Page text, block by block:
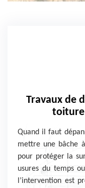
Travaux de
toiture
Quand il faut
mettre une bâche
pour protéger la
usures du temps
l’intervention est